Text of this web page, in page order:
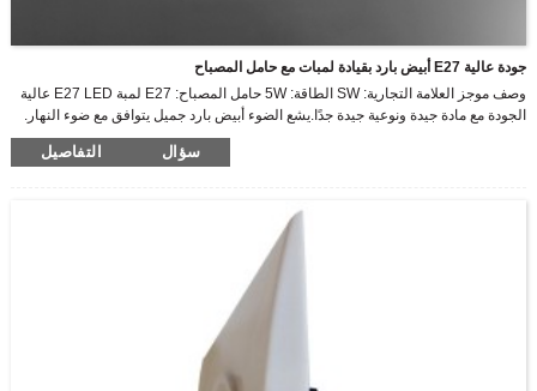
جودة عالية E27 أبيض بارد بقيادة لمبات مع حامل المصباح
وصف موجز العلامة التجارية: SW الطاقة: 5W حامل المصباح: E27 لمبة E27 LED عالية
الجودة مع مادة جيدة ونوعية جيدة جدًا.يشع الضوء أبيض بارد جميل يتوافق مع ضوء النهار.
سؤال التفاصيل